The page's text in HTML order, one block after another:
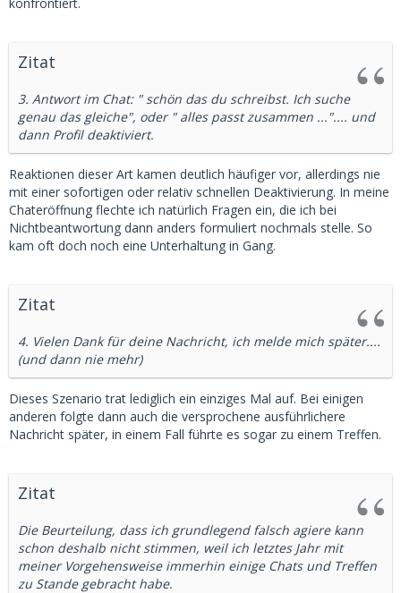
Zitat
3. Antwort im Chat: " schön das du schreibst. Ich suche
genau das gleiche", oder " alles passt zusammen ...".... und
dann Profil deaktiviert.
Reaktionen dieser Art kamen deutlich häufiger vor, allerdings nie
mit einer sofortigen oder relativ schnellen Deaktivierung. In meine
Chateröffnung flechte ich natürlich Fragen ein, die ich bei
Nichtbeantwortung dann anders formuliert nochmals stelle. So
kam oft doch noch eine Unterhaltung in Gang.
Zitat
4. Vielen Dank für deine Nachricht, ich melde mich später....
(und dann nie mehr)
Dieses Szenario trat lediglich ein einziges Mal auf. Bei einigen
anderen folgte dann auch die versprochene ausführlichere
Nachricht später, in einem Fall führte es sogar zu einem Treffen.
Zitat
Die Beurteilung, dass ich grundlegend falsch agiere kann
schon deshalb nicht stimmen, weil ich letztes Jahr mit
meiner Vorgehensweise immerhin einige Chats und Treffen
zu Stande gebracht habe.